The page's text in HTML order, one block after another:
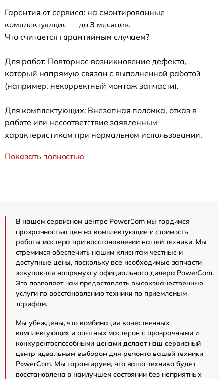
Гарантия от сервиса: на смонтированные
комплектующие — до 3 месяцев.
Что считается гарантийным случаем?
Для работ: Повторное возникновение дефекта,
который напрямую связан с выполненной работой
(например, некорректный монтаж запчасти).
Для комплектующих: Внезапная поломка, отказ в
работе или несоответствие заявленным
характеристикам при нормальном использовании.
Показать полностью
В нашем сервисном центре PowerCom мы гордимся
прозрачностью цен на комплектующие и стоимость
работы мастера при восстановлении вашей техники. Мы
стремимся обеспечить нашим клиентам честные и
доступные цены, поскольку все необходимые запчасти
закупаются напрямую у официального дилера PowerCom.
Это позволяет нам предоставлять высококачественные
услуги по восстановлению техники по приемлемым
тарифам.
Мы убеждены, что комбинация качественных
комплектующих и опытных мастеров с прозрачными и
конкурентоспособными ценами делает наш сервисный
центр идеальным выбором для ремонта вашей техники
PowerCom. Мы гарантируем, что ваша техника будет
восстановлена в наилучшем состоянии без неприятных